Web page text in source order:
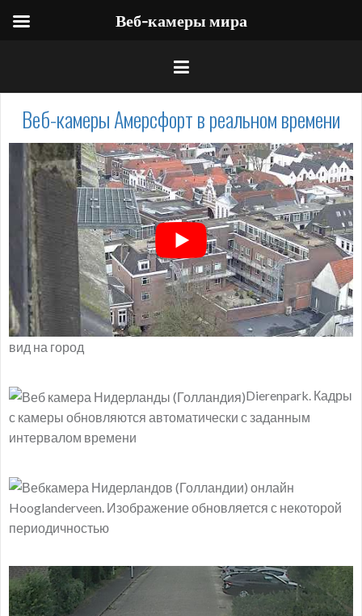
Веб-камеры Амерсфорт в реальном времени
вид на город
Dierenpark. Кадры
с камеры обновляются автоматически с заданным
интервалом времени
Hooglanderveen. Изображение обновляется с некоторой
периодичностью
Веб-камеры мира